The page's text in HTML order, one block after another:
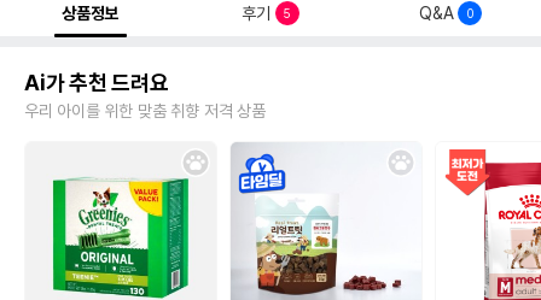
상품정보 후기 5 Q&A 0
Ai가 추천 드려요
우리 아이를 위한 맞춤 취향 저격 상품